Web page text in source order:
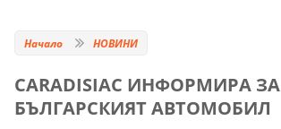
Начало НОВИНИ
CARADISIAC ИНФОРМИРА ЗА
БЪЛГАРСКИЯТ АВТОМОБИЛ